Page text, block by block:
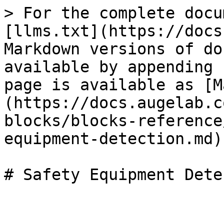
> For the complete
[llms.txt](https://
Markdown versions of
available by
page is available as
(https://
blocks/blocks-
equipment-
# Safety Equipment